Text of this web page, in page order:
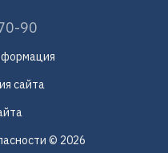
90
сайта
© 2026